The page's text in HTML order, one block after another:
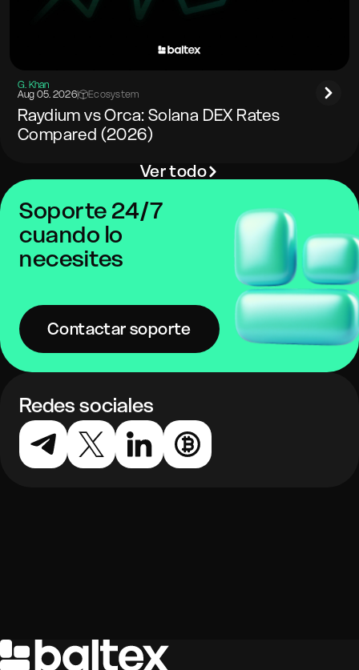
G. Khan
Aug 05. 2026| Ecosystem
Raydium vs Orca: Solana DEX Rates
Compared (2026)
Ver todo
Soporte 24/7
cuando lo
necesites
Contactar soporte
Redes sociales